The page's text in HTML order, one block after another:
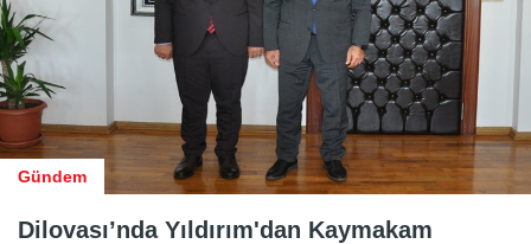
Gündem
Dilovası’nda Yıldırım'dan Kaymakam